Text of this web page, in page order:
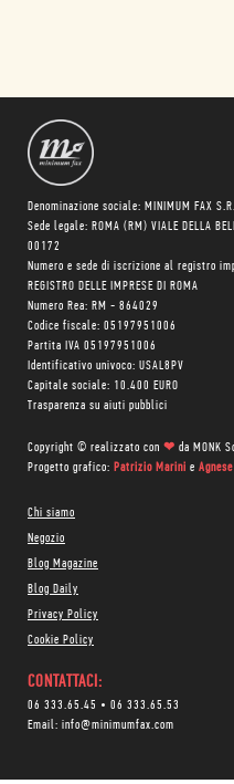
Denominazione sociale: MINIMUM FAX
Sede legale: ROMA (RM) VIALE DELLA
00172
Numero e sede di iscrizione al registro
REGISTRO DELLE IMPRESE DI ROMA
Numero Rea: RM - 864029
Codice fiscale: 05197951006
Partita IVA 05197951006
Identificativo univoco: USAL8PV
Capitale sociale: 10.400 EURO
Trasparenza su aiuti pubblici
Copyright © realizzato con ❤ da MONK
Progetto grafico: Patrizio Marini e
Chi siamo
Negozio
Blog Magazine
Blog Daily
Privacy Policy
Cookie Policy
CONTATTACI:
06 333.65.45 • 06 333.65.53
Email: info@minimumfax.com